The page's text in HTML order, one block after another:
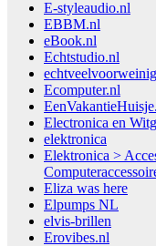
E-styleaudio.nl
EBBM.nl
eBook.nl
Echtstudio.nl
Ecomputer.nl
Electronica en
elektronica
Elektronica >
Eliza was here
Elpumps NL
elvis-brillen
Erovibes.nl